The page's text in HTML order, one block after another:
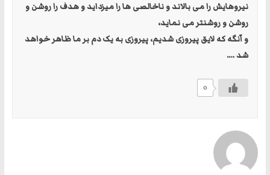
نیروهایش را می بالاند و ناخالصی ها را میزداید و هدف را روشن و
روشن و روشنتر می نماید،
و آنگه که لایق پیروزی شدیم، پیروزی به یک دم بر ما ظاهر خواهد
شد ….
0